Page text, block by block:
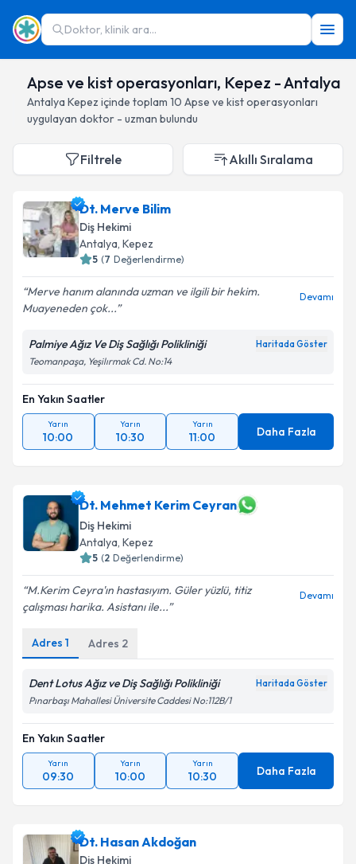
Doktor, klinik ara...
Apse ve kist operasyonları, Kepez - Antalya
Antalya Kepez içinde toplam 10 Apse ve kist operasyonları
uygulayan doktor - uzman bulundu
Filtrele Akıllı Sıralama
Dt. Merve Bilim
Diş Hekimi
Antalya, Kepez
5 (7 Değerlendirme)
Merve hanım alanında uzman ve ilgili bir hekim.
Muayeneden çok...
Devamı
Palmiye Ağız Ve Diş Sağlığı Polikliniği Haritada Göster
Teomanpaşa, Yeşilırmak Cd. No:14
En Yakın Saatler
Yarın
10:00
Yarın
10:30
Yarın
11:00 Daha Fazla
Dt. Mehmet Kerim Ceyran
Diş Hekimi
Antalya, Kepez
5 (2 Değerlendirme)
M.Kerim Ceyra'ın hastasıyım. Güler yüzlü, titiz
çalışması harika. Asistanı ile...
Devamı
Adres 1 Adres 2
Dent Lotus Ağız ve Diş Sağlığı Polikliniği Haritada Göster
Pınarbaşı Mahallesi Üniversite Caddesi No:112B/1
En Yakın Saatler
Yarın
09:30
Yarın
10:00
Yarın
10:30 Daha Fazla
Dt. Hasan Akdoğan
Diş Hekimi